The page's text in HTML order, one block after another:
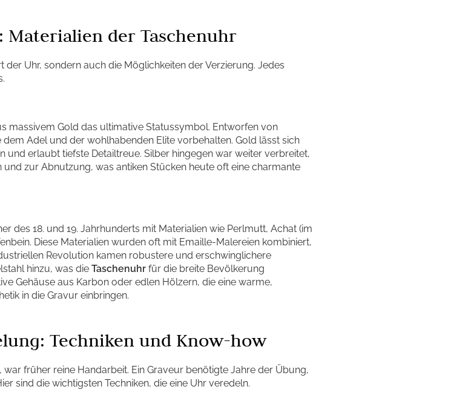
Materialien der Taschenuhr
Uhr, sondern auch die Möglichkeiten der Verzierung. Jedes
massivem Gold das ultimative Statussymbol. Entworfen von
Adel und der wohlhabenden Elite vorbehalten. Gold lässt sich
erlaubt tiefste Detailtreue. Silber hingegen war weiter verbreitet,
zur Abnutzung, was antiken Stücken heute oft eine charmante
des 18. und 19. Jahrhunderts mit Materialien wie Perlmutt, Achat (im
Diese Materialien wurden oft mit Emaille-Malereien kombiniert,
Revolution kamen robustere und erschwinglichere
hinzu, was dieTaschenuhr für die breite Bevölkerung
Gehäuse aus Karbon oder edlen Hölzern, die eine warme,
in die Gravur einbringen.
Techniken und Know-how
früher reine Handarbeit. Ein Graveur benötigte Jahre der Übung,
sind die wichtigsten Techniken, die eine Uhr veredeln.